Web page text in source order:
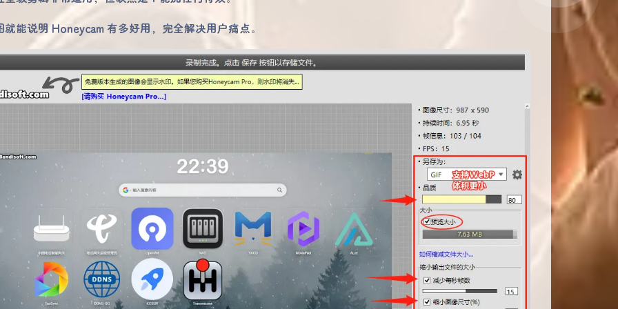
就能说明 Honeycam 有多好用，完全解决用户痛点。